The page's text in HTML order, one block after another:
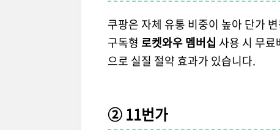
쿠팡은 자체 유통 비중이 높아 단가
구독형 로켓와우 멤버십 사용 시 무
으로 실질 절약 효과가 있습니다.
② 11번가